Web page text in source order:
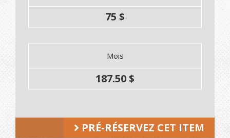
75 $
Mois
187.50 $
PRÉ-RÉSERVEZ CET ITEM